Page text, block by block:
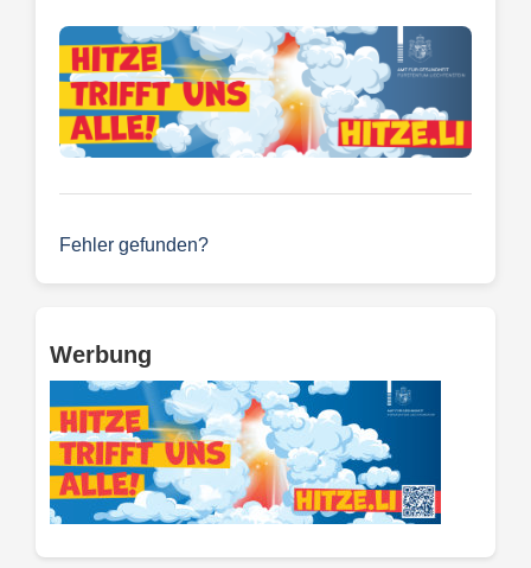
Fehler gefunden?
Werbung